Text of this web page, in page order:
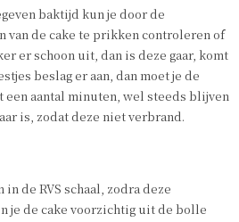
baktijd kun je door de
de cake te prikken controleren of
er schoon uit, dan is deze gaar, komt
beslag er aan, dan moet je de
een aantal minuten, wel steeds blijven
is, zodat deze niet verbrand.
de RVS schaal, zodra deze
je de cake voorzichtig uit de bolle